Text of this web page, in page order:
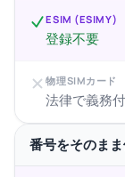
ESIM (ESIMY)
登録不要
物理SIMカード
法律で義務
番号をそのま